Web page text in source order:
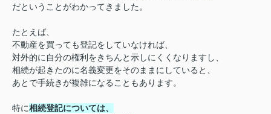
だということがわかってきました。
たとえば、
不動産を買っても登記をしていなければ、
対外的に自分の権利をきちんと示しにくくなりますし、
相続が起きたのに名義変更をそのままにしていると、
あとで手続きが複雑になることもあります。
特に相続登記については、